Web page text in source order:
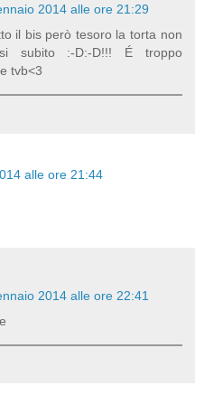
2014 alle ore 21:29
il bis però tesoro la torta non
subito :-D:-D!!! É troppo
tvb<3
alle ore 21:44
2014 alle ore 22:41